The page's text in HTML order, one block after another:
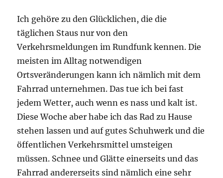
Ich gehöre zu den Glücklichen, die die
täglichen Staus nur von den
Verkehrsmeldungen im Rundfunk kennen. Die
meisten im Alltag notwendigen
Ortsveränderungen kann ich nämlich mit dem
Fahrrad unternehmen. Das tue ich bei fast
jedem Wetter, auch wenn es nass und kalt ist.
Diese Woche aber habe ich das Rad zu Hause
stehen lassen und auf gutes Schuhwerk und die
öffentlichen Verkehrsmittel umsteigen
müssen. Schnee und Glätte einerseits und das
Fahrrad andererseits sind nämlich eine sehr